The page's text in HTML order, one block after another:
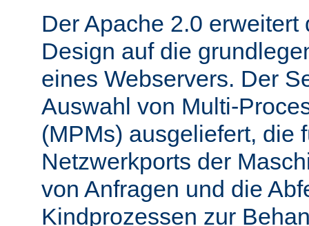
Der Apache 2.0
Design auf die
eines Webservers. Der
Auswahl von Multi-
(MPMs) ausgeliefert, die
Netzwerkports der
von Anfragen und die
Kindprozessen zur